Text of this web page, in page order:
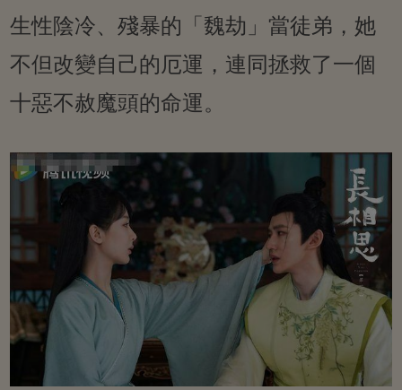
生性陰冷、殘暴的「魏劫」當徒弟，她
不但改變自己的厄運，連同拯救了一個
十惡不赦魔頭的命運。